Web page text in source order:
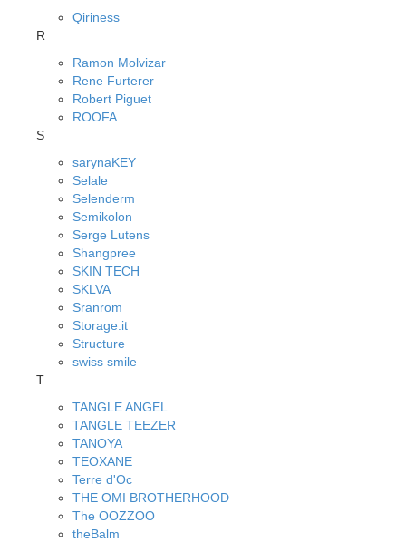
Qiriness
R
Ramon Molvizar
Rene Furterer
Robert Piguet
ROOFA
S
sarynaKEY
Selale
Selenderm
Semikolon
Serge Lutens
Shangpree
SKIN TECH
SKLVA
Sranrom
Storage.it
Structure
swiss smile
T
TANGLE ANGEL
TANGLE TEEZER
TANOYA
TEOXANE
Terre d'Oc
THE OMI BROTHERHOOD
The OOZZOO
theBalm